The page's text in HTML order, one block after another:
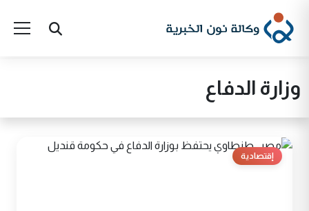
وزارة الدفاع
إقتصادية